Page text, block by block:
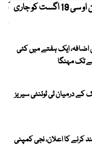
کیریبین پریمیئر لیگ ، قومی کرکٹرز کو این او سی 19 اگست کو جاری
ایک ہفتے میں کئی
ممالک کے درمیان ٹی ٹوئنٹی سیریز
اگست سے بند کرنے کا اعلان، نجی کمپنی